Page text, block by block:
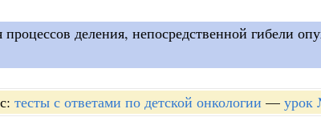
деления, непосредственной гибели
тесты с ответами по детской онкологии — урок